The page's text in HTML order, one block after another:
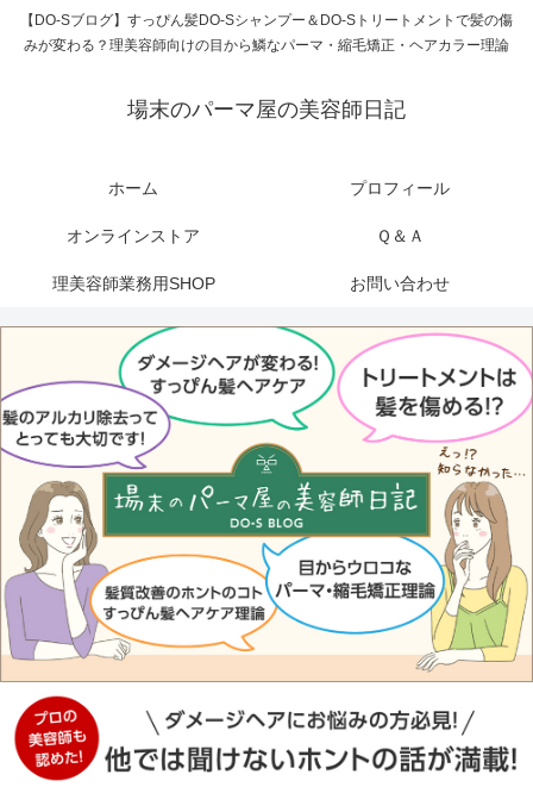
【DO-Sブログ】すっぴん髪DO-Sシャンプー＆DO-Sトリートメントで髪の傷
みが変わる？理美容師向けの目から鱗なパーマ・縮毛矯正・ヘアカラー理論
場末のパーマ屋の美容師日記
ホーム プロフィール
オンラインストア Ｑ＆Ａ
理美容師業務用SHOP お問い合わせ